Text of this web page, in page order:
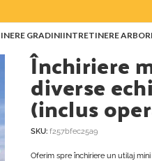
GRADINIINTRETINERE ARBORI
Închiriere
diverse
(inclus
SKU:f257bfec25a9
Oferim spre închiriere un utilaj